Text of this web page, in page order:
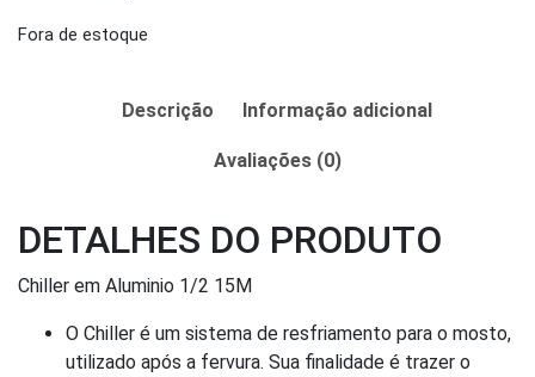
Fora de estoque
Descrição Informação adicional
Avaliações (0)
DETALHES DO PRODUTO
Chiller em Aluminio 1/2 15M
O Chiller é um sistema de resfriamento para o mosto,
utilizado após a fervura. Sua finalidade é trazer o